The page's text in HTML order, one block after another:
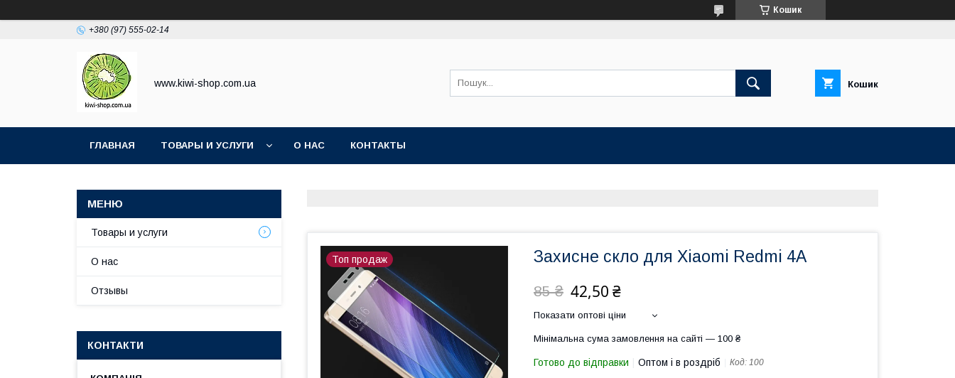
Кошик
+380 (97) 555-02-14
www.kiwi-shop.com.ua Кошик
ГЛАВНАЯ ТОВАРЫ И УСЛУГИ О НАС КОНТАКТЫ
Топ продаж Захисне скло для Xiaomi Redmi 4A
85 ₴ 42,50 ₴
Показати оптові ціни
Мінімальна сума замовлення на сайті — 100 ₴
Готово до відправки Оптом і в роздріб Код: 100
Товары и услуги
О нас
Отзывы
КОНТАКТИ